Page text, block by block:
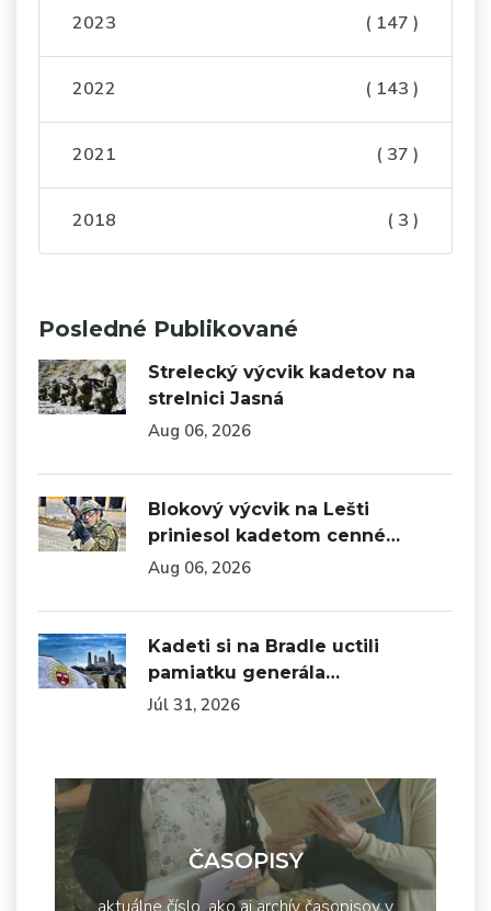
2023 ( 147 )
2022 ( 143 )
2021 ( 37 )
2018 ( 3 )
Posledné Publikované
Strelecký výcvik kadetov na
strelnici Jasná
Aug 06, 2026
Blokový výcvik na Lešti
priniesol kadetom cenné…
Aug 06, 2026
Kadeti si na Bradle uctili
pamiatku generála…
Júl 31, 2026
ČASOPISY